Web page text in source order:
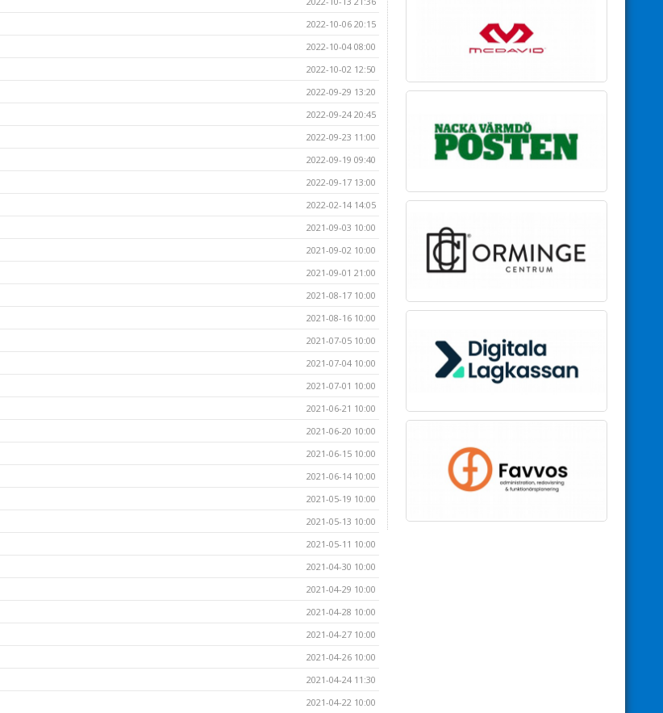
2022-10-06 20:15
2022-10-04 08:00
2022-10-02 12:50
2022-09-29 13:20
2022-09-24 20:45
2022-09-23 11:00
2022-09-19 09:40
2022-09-17 13:00
2022-02-14 14:05
2021-09-03 10:00
2021-09-02 10:00
2021-09-01 21:00
2021-08-17 10:00
2021-08-16 10:00
2021-07-05 10:00
2021-07-04 10:00
2021-07-01 10:00
2021-06-21 10:00
2021-06-20 10:00
2021-06-15 10:00
2021-06-14 10:00
2021-05-19 10:00
2021-05-13 10:00
2021-05-11 10:00
2021-04-30 10:00
2021-04-29 10:00
2021-04-28 10:00
2021-04-27 10:00
2021-04-26 10:00
2021-04-24 11:30
2021-04-22 10:00